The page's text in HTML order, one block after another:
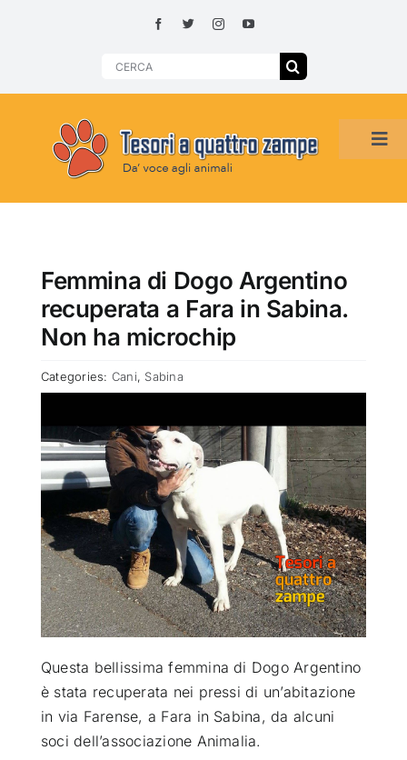
Search
HOME
SMARRITI O DA ADOTTARE
ADOTTATI O RITROVATI
ATTUALITÀ
CHI SIAMO
RUBRICHE
SEMPRE CON ME
Femmina di Dogo Argentino
recuperata a Fara in Sabina.
Non ha microchip
Categories: Cani, Sabina
Questa bellissima femmina di Dogo Argentino
è stata recuperata nei pressi di un’abitazione
in via Farense, a Fara in Sabina, da alcuni
soci dell’associazione Animalia.